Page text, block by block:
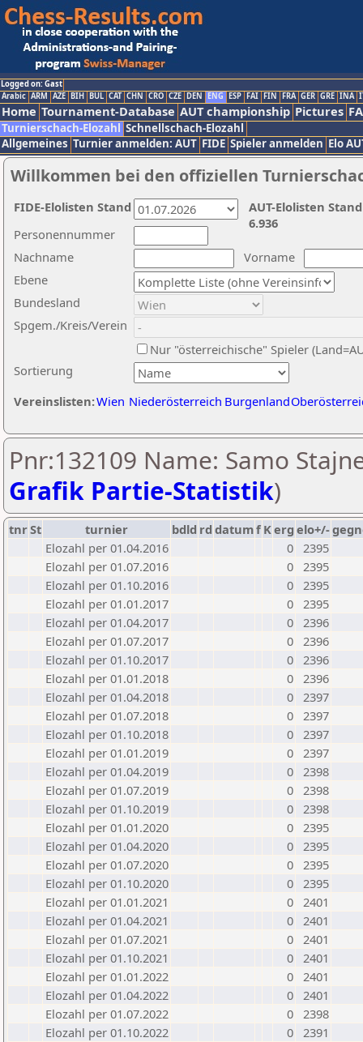
Logged on: Gast
Arabic ARM AZE BIH BUL CAT CHN CRO CZE DEN ENG ESP FAI FIN FRA GER GRE INA
Home Tournament-Database AUT championship Pictures
Turnierschach-Elozahl Schnellschach-Elozahl
Allgemeines Turnier anmelden: AUT FIDE Spieler anmelden Elo
Willkommen bei den offiziellen
Nachname
Vorname
Ebene
Sortierung
Personennummer
Bundesland
Spgem./Kreis/Verein
Nur "österreichische" Spieler
Vereinslisten:Wien Niederösterreich Burgenland
AUT-Elolisten
6.936
FIDE-Elolisten Stand
Pnr:132109 Name: Samo
Grafik Partie-Statistik)
tnrSt turnier bdld rd datumf Kerg elo+/-
Elozahl per 01.04.2016
0 2395
Elozahl per 01.07.2016
0 2395
Elozahl per 01.10.2016
0 2395
Elozahl per 01.01.2017
0 2395
Elozahl per 01.04.2017
0 2396
Elozahl per 01.07.2017
0 2396
Elozahl per 01.10.2017
0 2396
Elozahl per 01.01.2018
0 2396
Elozahl per 01.04.2018
0 2397
Elozahl per 01.07.2018
0 2397
Elozahl per 01.10.2018
0 2397
Elozahl per 01.01.2019
0 2397
Elozahl per 01.04.2019
0 2398
Elozahl per 01.07.2019
0 2398
Elozahl per 01.10.2019
0 2398
Elozahl per 01.01.2020
0 2395
Elozahl per 01.04.2020
0 2395
Elozahl per 01.07.2020
0 2395
Elozahl per 01.10.2020
0 2395
Elozahl per 01.01.2021
0 2401
Elozahl per 01.04.2021
0 2401
Elozahl per 01.07.2021
0 2401
Elozahl per 01.10.2021
0 2401
Elozahl per 01.01.2022
0 2401
Elozahl per 01.04.2022
0 2401
Elozahl per 01.07.2022
0 2398
Elozahl per 01.10.2022
0 2391